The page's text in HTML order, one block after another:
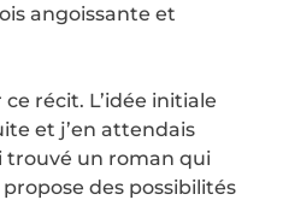
angoissante et
récit. L’idée initiale
et j’en attendais
trouvé un roman qui
des possibilités